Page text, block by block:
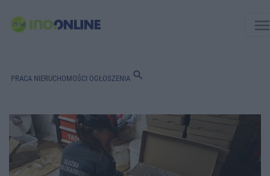
PRACA NIERUCHOMOŚCI OGŁOSZENIA search